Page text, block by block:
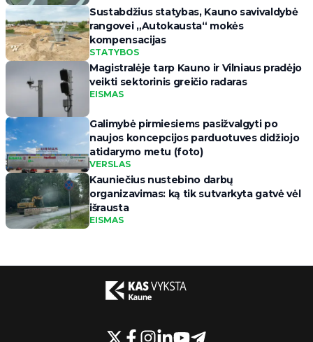
Sustabdžius statybas, Kauno savivaldybė
rangovei „Autokausta“ mokės
kompensacijas
STATYBOS
Magistralėje tarp Kauno ir Vilniaus pradėjo
veikti sektorinis greičio radaras
EISMAS
Galimybė pirmiesiems pasižvalgyti po
naujos koncepcijos parduotuves didžiojo
atidarymo metu (foto)
VERSLAS
Kauniečius nustebino darbų
organizavimas: ką tik sutvarkyta gatvė vėl
išrausta
EISMAS